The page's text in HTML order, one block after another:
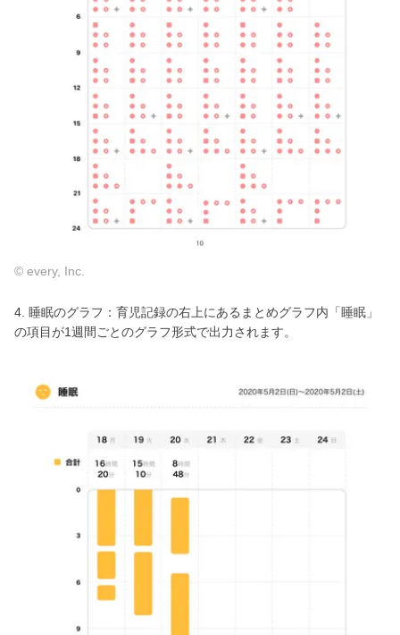
© every, Inc.
4. 睡眠のグラフ：育児記録の右上にあるまとめグラフ内「睡眠」
の項目が1週間ごとのグラフ形式で出力されます。